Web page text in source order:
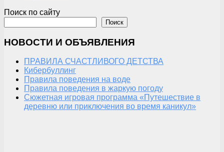
Поиск по сайту
Поиск
НОВОСТИ И ОБЪЯВЛЕНИЯ
ПРАВИЛА СЧАСТЛИВОГО ДЕТСТВА
Кибербуллинг
Правила поведения на воде
Правила поведения в жаркую погоду
Сюжетная игровая программа «Путешествие в
деревню или приключения во время каникул»